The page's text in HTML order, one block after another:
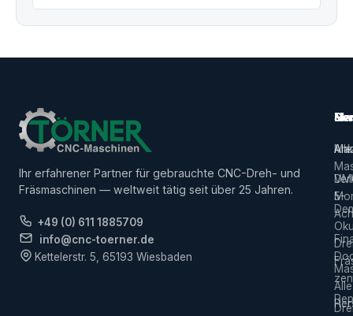
Ihr erfahrener Partner für gebrauchte CNC-Dreh- und
Fräsmaschinen — weltweit tätig seit über 25 Jahren.
+49 (0) 611 1885709
info@cnc-toerner.de
Kettelerstr. 5, 65193 Wiesbaden
Alle
5-
Alle